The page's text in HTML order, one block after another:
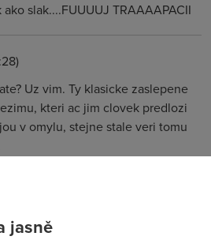
slak....FUUUUJ TRAAAAPACII
Uz vim. Ty klasicke zaslepene
kteri ac jim clovek predlozi
v omylu, stejne stale veri tomu
fotky z ruzných zdrojů, např. i z
jasně